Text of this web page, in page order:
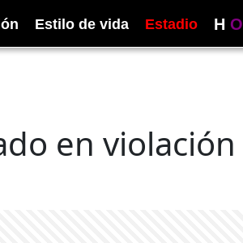
Estilo de vida Estadio H O
en violación